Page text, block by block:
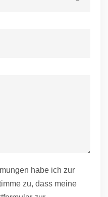
habe ich zur
zu, dass meine